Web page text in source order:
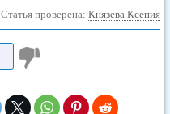
Статья проверена: Князева Ксения